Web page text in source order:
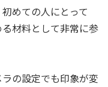
めての人にとって
る材料として非常に参
の設定でも印象が変